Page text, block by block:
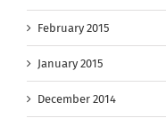
February 2015
January 2015
December 2014